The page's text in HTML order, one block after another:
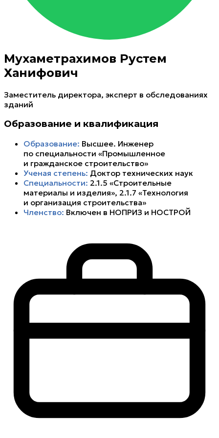
Мухаметрахимов Рустем
Ханифович
Заместитель директора, эксперт в обследованиях
зданий
Образование и квалификация
Образование: Высшее. Инженер
по специальности «Промышленное
и гражданское строительство»
Ученая степень: Доктор технических наук
Специальности: 2.1.5 «Строительные
материалы и изделия», 2.1.7 «Технология
и организация строительства»
Членство: Включен в НОПРИЗ и НОСТРОЙ